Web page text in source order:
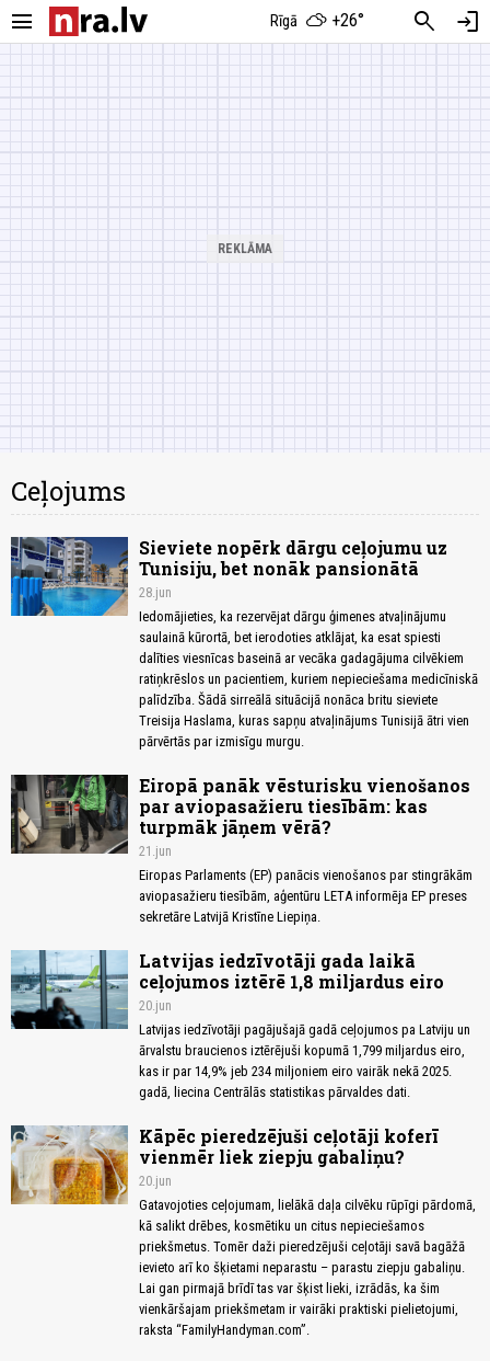
menu Rīgā +26° search login
Ceļojums
Sieviete nopērk dārgu ceļojumu uz
Tunisiju, bet nonāk pansionātā
28.jun
Iedomājieties, ka rezervējat dārgu ģimenes atvaļinājumu
saulainā kūrortā, bet ierodoties atklājat, ka esat spiesti
dalīties viesnīcas baseinā ar vecāka gadagājuma cilvēkiem
ratiņkrēslos un pacientiem, kuriem nepieciešama medicīniskā
palīdzība. Šādā sirreālā situācijā nonāca britu sieviete
Treisija Haslama, kuras sapņu atvaļinājums Tunisijā ātri vien
pārvērtās par izmisīgu murgu.
Eiropā panāk vēsturisku vienošanos
par aviopasažieru tiesībām: kas
turpmāk jāņem vērā?
21.jun
Eiropas Parlaments (EP) panācis vienošanos par stingrākām
aviopasažieru tiesībām, aģentūru LETA informēja EP preses
sekretāre Latvijā Kristīne Liepiņa.
Latvijas iedzīvotāji gada laikā
ceļojumos iztērē 1,8 miljardus eiro
20.jun
Latvijas iedzīvotāji pagājušajā gadā ceļojumos pa Latviju un
ārvalstu braucienos iztērējuši kopumā 1,799 miljardus eiro,
kas ir par 14,9% jeb 234 miljoniem eiro vairāk nekā 2025.
gadā, liecina Centrālās statistikas pārvaldes dati.
Kāpēc pieredzējuši ceļotāji koferī
vienmēr liek ziepju gabaliņu?
20.jun
Gatavojoties ceļojumam, lielākā daļa cilvēku rūpīgi pārdomā,
kā salikt drēbes, kosmētiku un citus nepieciešamos
priekšmetus. Tomēr daži pieredzējuši ceļotāji savā bagāžā
ievieto arī ko šķietami neparastu – parastu ziepju gabaliņu.
Lai gan pirmajā brīdī tas var šķist lieki, izrādās, ka šim
vienkāršajam priekšmetam ir vairāki praktiski pielietojumi,
raksta “FamilyHandyman.com”.